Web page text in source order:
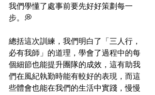
我們學懂了處事前要先好好策劃每一
步。💭
總括這次訓練，我們明白了「三人行，
必有我師」的道理，學會了過程中的每
個細節也能提升團隊的成效，這有助我
們在風紀執勤時能有較好的表現，而這
些體會也能在我們的生活中實踐，慢慢